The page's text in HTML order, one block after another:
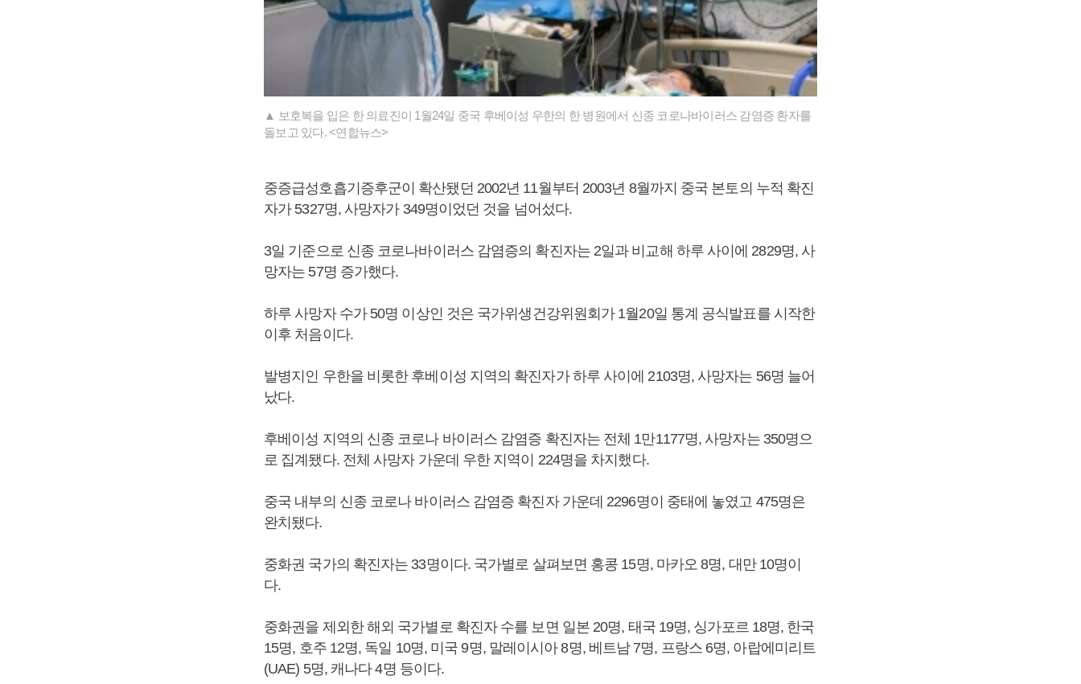
▲ 보호복을 입은 한 의료진이 1월24일 중국 후베이성 우한의 한 병원에서 신종 코로나바이러스 감염증 환자를
돌보고 있다. <연합뉴스>
중증급성호흡기증후군이 확산됐던 2002년 11월부터 2003년 8월까지 중국 본토의 누적 확진
자가 5327명, 사망자가 349명이었던 것을 넘어섰다.
3일 기준으로 신종 코로나바이러스 감염증의 확진자는 2일과 비교해 하루 사이에 2829명, 사
망자는 57명 증가했다.
하루 사망자 수가 50명 이상인 것은 국가위생건강위원회가 1월20일 통계 공식발표를 시작한
이후 처음이다.
발병지인 우한을 비롯한 후베이성 지역의 확진자가 하루 사이에 2103명, 사망자는 56명 늘어
났다.
후베이성 지역의 신종 코로나 바이러스 감염증 확진자는 전체 1만1177명, 사망자는 350명으
로 집계됐다. 전체 사망자 가운데 우한 지역이 224명을 차지했다.
중국 내부의 신종 코로나 바이러스 감염증 확진자 가운데 2296명이 중태에 놓였고 475명은
완치됐다.
중화권 국가의 확진자는 33명이다. 국가별로 살펴보면 홍콩 15명, 마카오 8명, 대만 10명이
다.
중화권을 제외한 해외 국가별로 확진자 수를 보면 일본 20명, 태국 19명, 싱가포르 18명, 한국
15명, 호주 12명, 독일 10명, 미국 9명, 말레이시아 8명, 베트남 7명, 프랑스 6명, 아랍에미리트
(UAE) 5명, 캐나다 4명 등이다.